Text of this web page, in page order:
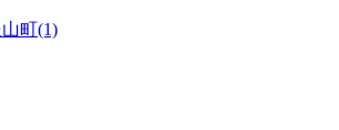
町(1)